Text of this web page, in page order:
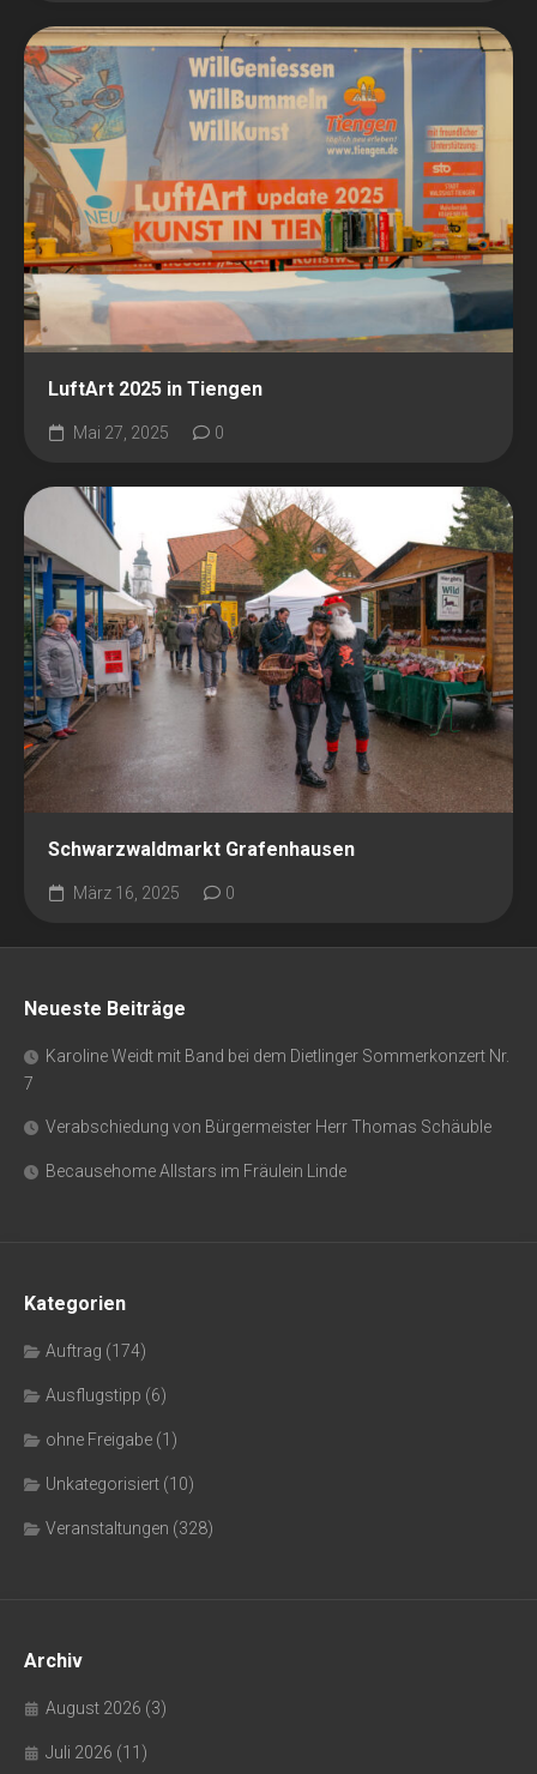
LuftArt 2025 in Tiengen
Mai 27, 2025 0
Schwarzwaldmarkt Grafenhausen
März 16, 2025 0
Neueste Beiträge
Karoline Weidt mit Band bei dem Dietlinger Sommerkonzert Nr.
7
Verabschiedung von Bürgermeister Herr Thomas Schäuble
Becausehome Allstars im Fräulein Linde
Kategorien
Auftrag (174)
Ausflugstipp (6)
ohne Freigabe (1)
Unkategorisiert (10)
Veranstaltungen (328)
Archiv
August 2026 (3)
Juli 2026 (11)